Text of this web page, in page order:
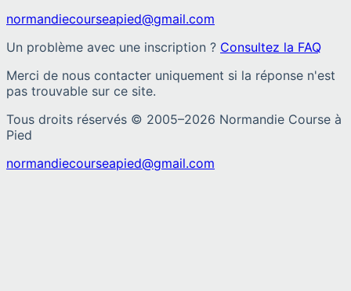
normandiecourseapied@gmail.com
Un problème avec une inscription ? Consultez la FAQ
Merci de nous contacter uniquement si la réponse n'est
pas trouvable sur ce site.
Tous droits réservés © 2005–2026 Normandie Course à
Pied
normandiecourseapied@gmail.com